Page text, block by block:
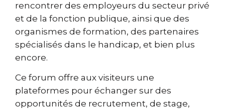
rencontrer des employeurs du secteur privé
et de la fonction publique, ainsi que des
organismes de formation, des partenaires
spécialisés dans le handicap, et bien plus
encore.
Ce forum offre aux visiteurs une
plateformes pour échanger sur des
opportunités de recrutement, de stage,